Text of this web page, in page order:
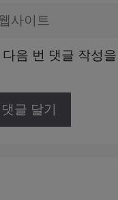
다음 번 댓글 작성